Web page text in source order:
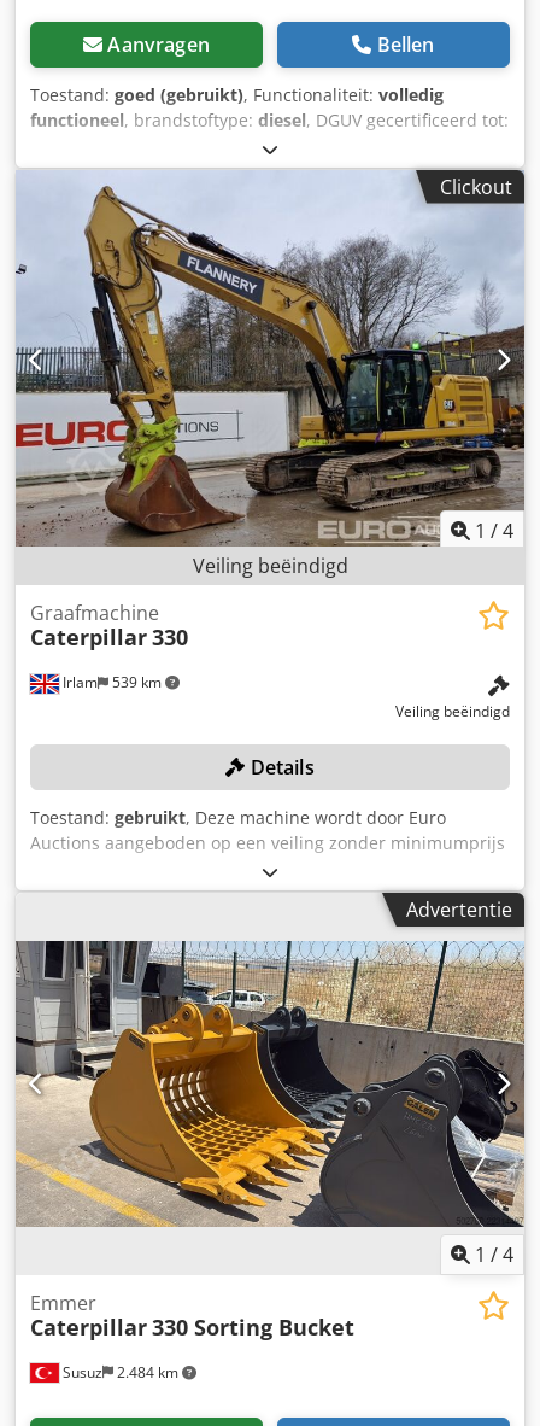
Aanvragen Bellen
Toestand: goed (gebruikt), Functionaliteit: volledig
functioneel, brandstoftype: diesel, DGUV gecertificeerd tot:
, bedrijfsturen:
machine-/voertuignummer:CAT00330KNDH00178, Te koop
aangeboden: Caterpillar schaargraver model 330 GC,
bouwjaar 08/2019, met slechts 1.515,6 bedrijfsuren.
Uitgerust met een aangebouwde Demarec (Kingshofer)
schaar, type DRS-60-B. De machine is direct beschikbaar
en kan na overleg in de haven van Karlsruhe worden
bezichtigd. Verdere informatie op verzoek. Dcjdpfx Aozb
Nmhjmbjk Verkoop uitsluitend aan zakelijke klanten. Dit
aanbod is vrijblijvend en onder voorbehoud van
gedetailleerde technische en juridische controle en een
contractuele overeenkomst tussen de partijen.
Clickout
1 /4
Veiling beëindigd
Irlam 539 km
Graafmachine
Caterpillar330
Veiling beëindigd
Details
Toestand: gebruikt, Deze machine wordt door Euro
Auctions aangeboden op een veiling zonder minimumprijs
in Manchester, Verenigd Koninkrijk op 10 maart. Voor meer
informatie kunt u contact opnemen met Dermot. Dcodpfx
Advertentie
1 /4
Susuz 2.484 km
Emmer
Caterpillar330 Sorting Bucket